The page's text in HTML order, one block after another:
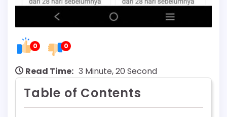
0 0
Read Time: 3 Minute, 20 Second
Table of Contents